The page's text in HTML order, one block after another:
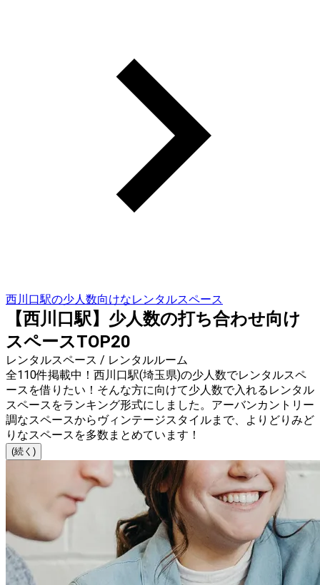
西川口駅の少人数向けなレンタルスペース
【西川口駅】少人数の打ち合わせ向け
スペースTOP20
レンタルスペース / レンタルルーム
全110件掲載中！西川口駅(埼玉県)の少人数でレンタルスペ
ースを借りたい！そんな方に向けて少人数で入れるレンタル
スペースをランキング形式にしました。アーバンカントリー
調なスペースからヴィンテージスタイルまで、よりどりみど
りなスペースを多数まとめています！
(続く)